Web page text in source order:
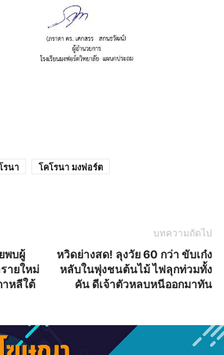
รนา
โคโรนา มงฟอร์ต
พบผู้
ายใหม่
าหลีใต้
บทความถัดไป
หวิดย่างสด! ลุงวัย 60 กว่า ขับเก๋ง
หลับในพุ่งชนต้นไม้ ไฟลุกท่วมทั้ง
คัน ดีเจ้าตัวหลบหนีออกมาทัน